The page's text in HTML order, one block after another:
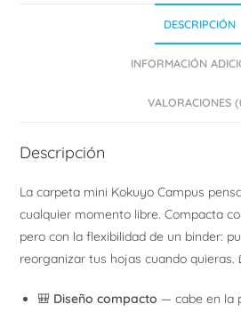
DESCRIPCIÓN
INFORMACIÓN
VALORACIONES
Descripción
La carpeta mini Kokuyo Campus
cualquier momento libre. Compacta
pero con la flexibilidad de un binder:
reorganizar tus hojas cuando quieras.
🎒 Diseño compacto — cabe en la